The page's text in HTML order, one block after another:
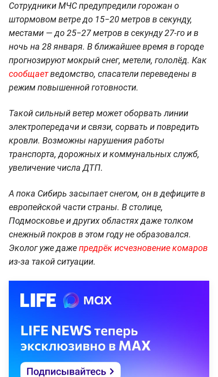
Сотрудники МЧС предупредили горожан о
штормовом ветре до 15−20 метров в секунду,
местами — до 25−27 метров в секунду 27-го и в
ночь на 28 января. В ближайшее время в городе
прогнозируют мокрый снег, метели, гололёд. Как
сообщаетведомство, спасатели переведены в
режим повышенной готовности.
Такой сильный ветер может оборвать линии
электропередачи и связи, сорвать и повредить
кровли. Возможны нарушения работы
транспорта, дорожных и коммунальных служб,
увеличение числа ДТП.
А пока Сибирь засыпает снегом, он в дефиците в
европейской части страны. В столице,
Подмосковье и других областях даже толком
снежный покров в этом году не образовался.
Эколог уже дажепредрёк исчезновение комаров
из-за такой ситуации.